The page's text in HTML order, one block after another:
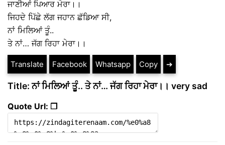
ਜਾਣੀਆਂ ਪਿਆਰ ਮੇਰਾ।।
ਜਿਹਦੇ ਪਿੱਛੇ ਲੱਗ ਜਹਾਨ ਛੱਡਿਆ ਸੀ,
ਨਾਂ ਮਿਲਿਆਂ ਤੂੰ..
ਤੇ ਨਾਂ… ਜੱਗ ਰਿਹਾ ਮੇਰਾ।।
Translate Facebook Whatsapp Copy ➔
Title: ਨਾਂ ਮਿਲਿਆਂ ਤੂੰ.. ਤੇ ਨਾਂ… ਜੱਗ ਰਿਹਾ ਮੇਰਾ।। very sad
Quote Url: ❐